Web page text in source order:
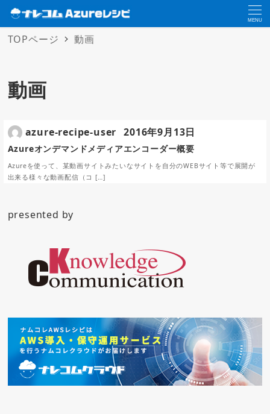
MENU
TOPページ 動画
動画
Azureオンデマンドメディアエンコーダー概要
Azureを使って、某動画サイトみたいなサイトを自分のWEBサイト等で展開が
出来る様々な動画配信（コ […]
azure-recipe-user 2016年9月13日
presented by